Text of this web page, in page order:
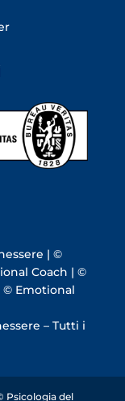
| ©
Coach | ©
© Emotional
– Tutti i
Psicologia del